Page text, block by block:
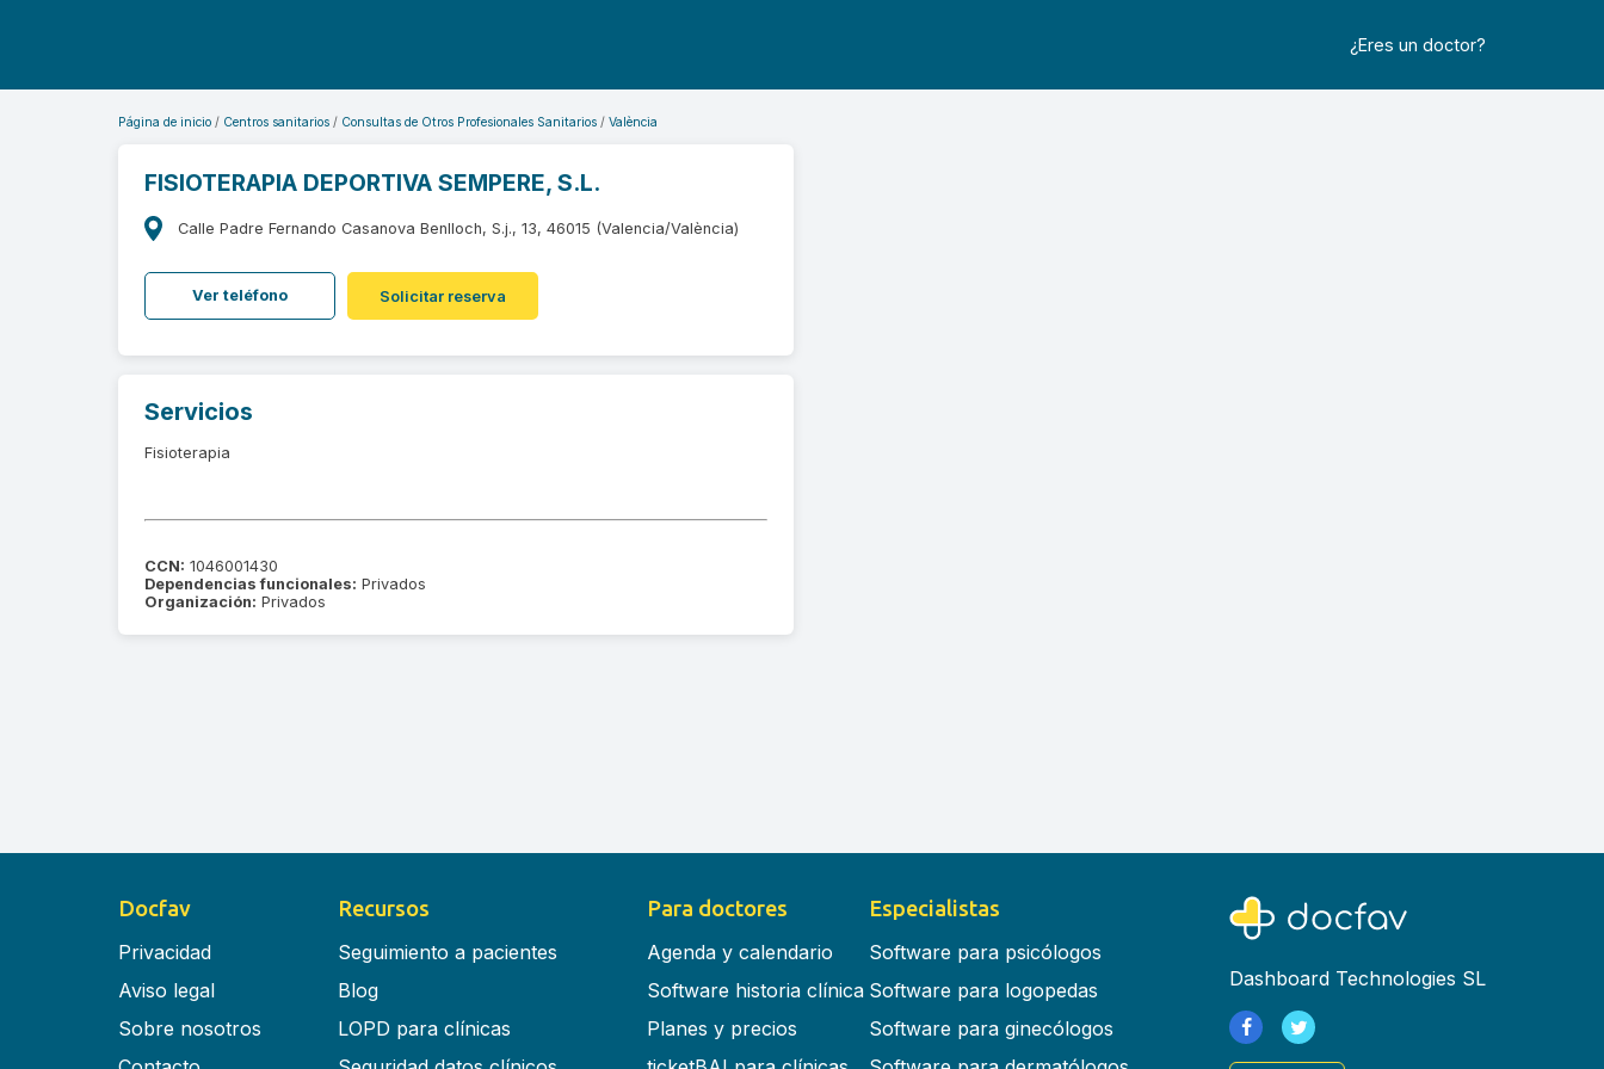
¿Eres un doctor?
Página de inicio Centros sanitarios Consultas de Otros Profesionales Sanitarios València
FISIOTERAPIA DEPORTIVA SEMPERE, S.L.
Calle Padre Fernando Casanova Benlloch, S.j., 13, 46015 (Valencia/València)
Ver teléfono Solicitar reserva
Servicios
Fisioterapia
CCN: 1046001430
Dependencias funcionales: Privados
Organización: Privados
Docfav
Privacidad
Aviso legal
Sobre nosotros
Recursos
Seguimiento a pacientes
Blog
LOPD para clínicas
Para doctores
Agenda y calendario
Software historia clínica
Planes y precios
Especialistas
Software para psicólogos
Software para logopedas
Software para ginecólogos
Dashboard Technologies SL